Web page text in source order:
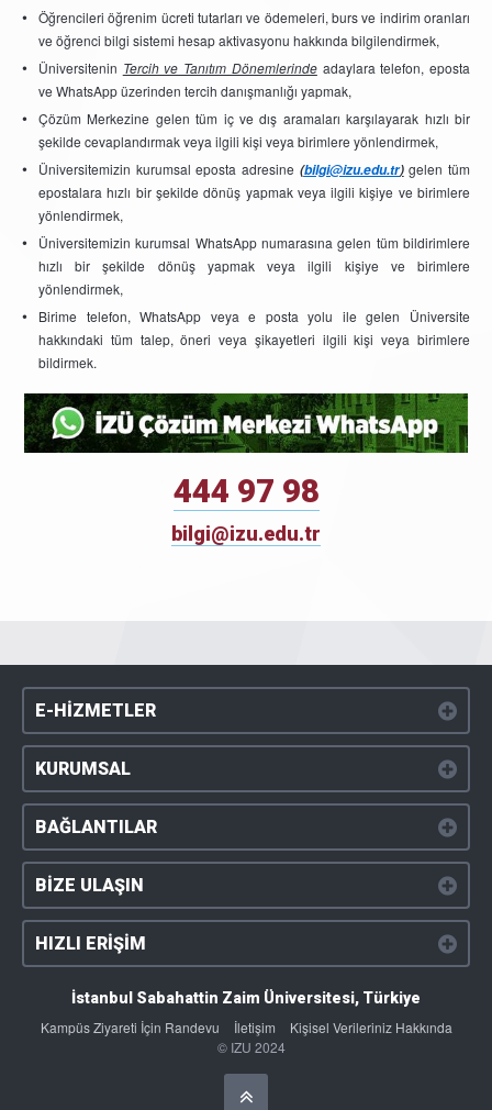
Öğrencileri öğrenim ücreti tutarları ve ödemeleri, burs ve indirim oranları
ve öğrenci bilgi sistemi hesap aktivasyonu hakkında bilgilendirmek,
Üniversitenin Tercih ve Tanıtım Dönemlerindeadaylara telefon, eposta
ve WhatsApp üzerinden tercih danışmanlığı yapmak,
Çözüm Merkezine gelen tüm iç ve dış aramaları karşılayarak hızlı bir
şekilde cevaplandırmak veya ilgili kişi veya birimlere yönlendirmek,
Üniversitemizin kurumsal eposta adresine (bilgi@izu.edu.tr)gelen tüm
epostalara hızlı bir şekilde dönüş yapmak veya ilgili kişiye ve birimlere
yönlendirmek,
Üniversitemizin kurumsal WhatsApp numarasına gelen tüm bildirimlere
hızlı bir şekilde dönüş yapmak veya ilgili kişiye ve birimlere
yönlendirmek,
Birime telefon, WhatsApp veya e posta yolu ile gelen Üniversite
hakkındaki tüm talep, öneri veya şikayetleri ilgili kişi veya birimlere
bildirmek.
444 97 98
bilgi@izu.edu.tr
E-HİZMETLER
KURUMSAL
BAĞLANTILAR
BİZE ULAŞIN
HIZLI ERİŞİM
İstanbul Sabahattin Zaim Üniversitesi, Türkiye
Kampüs Ziyareti İçin Randevu İletişim
Kişisel Verileriniz Hakkında
© IZU 2024
Başa Dön